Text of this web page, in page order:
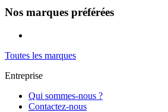
Nos marques préférées
Toutes les marques
Entreprise
Qui sommes-nous ?
Contactez-nous